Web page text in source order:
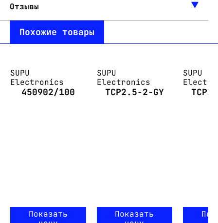
Отзывы
Похожие товары
SUPU
Electronics
450902/100
Показать
SUPU
Electronics
TCP2.5-2-GY
Показать
SUPU